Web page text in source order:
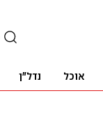
אוכל נדל"ן